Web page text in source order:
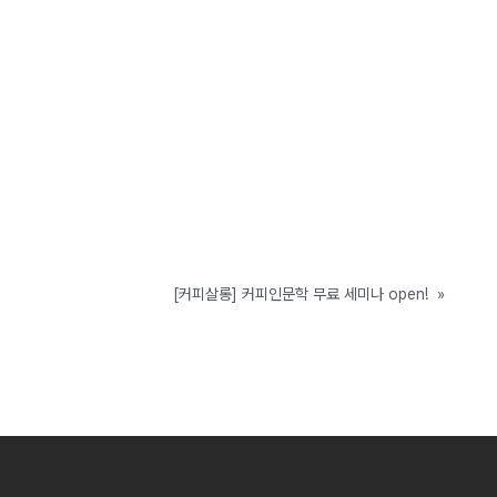
[커피살롱] 커피인문학 무료 세미나 open! »